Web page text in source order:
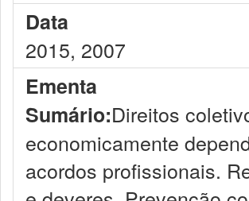
Data
2015, 2007
Ementa
Sumário:Direitos
economicamente
acordos profissionais.